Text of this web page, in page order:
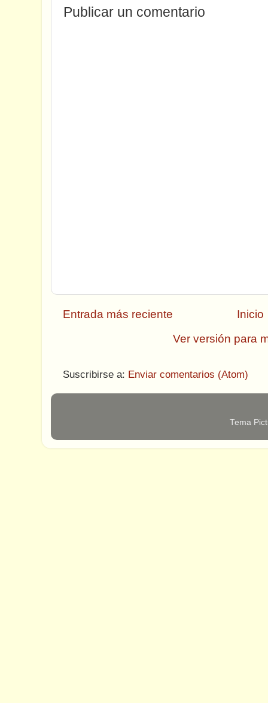
Publicar un comentario
Entrada más reciente
Inicio
Ver versión para
Suscribirse a: Enviar comentarios (Atom)
Tema